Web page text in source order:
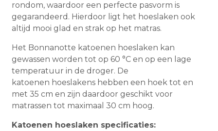
rondom, waardoor een perfecte pasvorm is
gegarandeerd. Hierdoor ligt het hoeslaken ook
altijd mooi glad en strak op het matras.
Het Bonnanotte katoenen hoeslaken kan
gewassen worden tot op 60 °C en op een lage
temperatuur in de droger. De
katoenen hoeslakens hebben een hoek tot en
met 35 cm en zijn daardoor geschikt voor
matrassen tot maximaal 30 cm hoog.
Katoenen hoeslaken specificaties: